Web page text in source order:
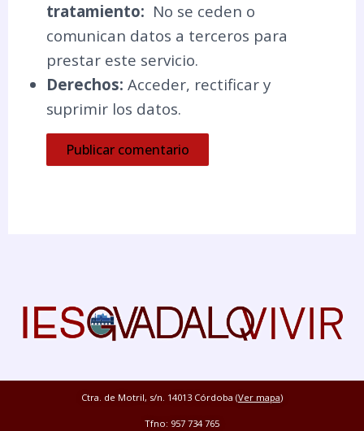
tratamiento: No se ceden o
comunican datos a terceros para
prestar este servicio.
Derechos: Acceder, rectificar y
suprimir los datos.
Ctra. de Motril, s/n. 14013 Córdoba (Ver mapa)
Tfno: 957 734 765